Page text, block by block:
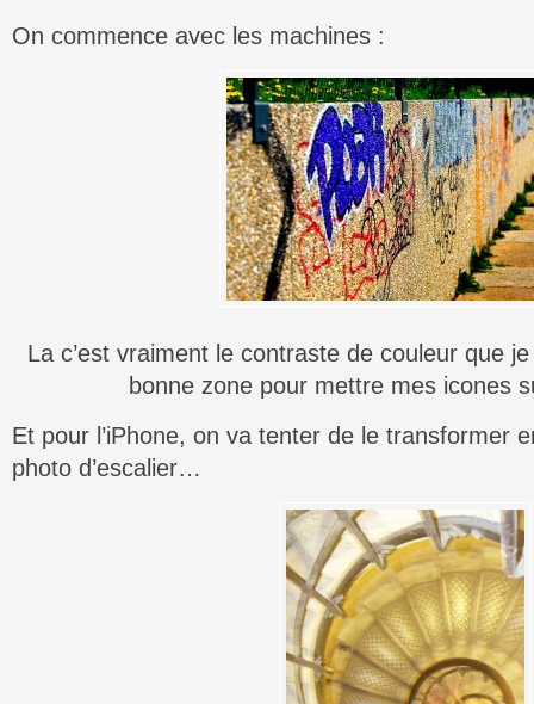
On commence avec les machines :
La c’est vraiment le contraste de couleur que
bonne zone pour mettre mes icones
Et pour l’iPhone, on va tenter de le transformer
photo d’escalier…